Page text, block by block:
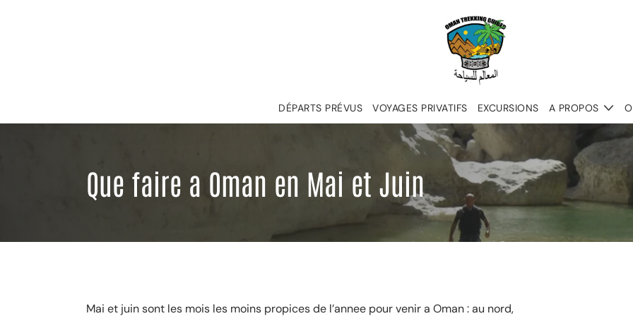
DÉPARTS PRÉVUS VOYAGES PRIVATIFS EXCURSIONS A PROPOS
Que faire a Oman en Mai et Juin
Mai et juin sont les mois les moins propices de l’annee pour venir a Oman : au nord,